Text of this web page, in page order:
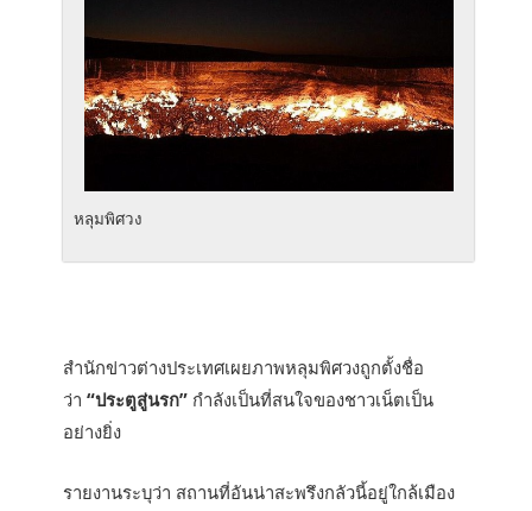
หลุมพิศวง
สำนักข่าวต่างประเทศเผยภาพหลุมพิศวงถูกตั้งชื่อ
ว่า“ประตูสู่นรก” กำลังเป็นที่สนใจของชาวเน็ตเป็น
อย่างยิ่ง
รายงานระบุว่า สถานที่อันน่าสะพรึงกลัวนี้อยู่ใกล้เมือง